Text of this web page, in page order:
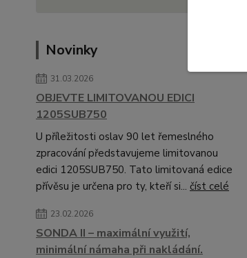
Novinky
31.03.2026
OBJEVTE LIMITOVANOU EDICI
1205SUB750
U příležitosti oslav 90 let řemeslného
zpracování představujeme limitovanou
edici 1205SUB750. Tato limitovaná edice
přívěsu je určena pro ty, kteří si... číst celé
23.02.2026
SONDA II – maximální využití,
minimální námaha při nakládání.